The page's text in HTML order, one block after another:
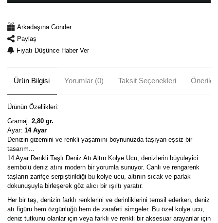
Arkadaşına Gönder
Paylaş
Fiyatı Düşünce Haber Ver
Ürün Bilgisi Yorumlar (0) Taksit Seçenekleri
Ürünün Özellikleri:
Gramaj: 2,80 gr.
Ayar: 14 Ayar
Denizin gizemini ve renkli yaşamını boynunuzda taşıyan eşsiz bir
tasarım...
14 Ayar Renkli Taşlı Deniz Atı Altın Kolye Ucu, denizlerin büyüleyici
sembolü deniz atını modern bir yorumla sunuyor. Canlı ve rengarenk
taşların zarifçe serpiştirildiği bu kolye ucu, altının sıcak ve parlak
dokunuşuyla birleşerek göz alıcı bir ışıltı yaratır.
Her bir taş, denizin farklı renklerini ve derinliklerini temsil ederken, deniz
atı figürü hem özgünlüğü hem de zarafeti simgeler. Bu özel kolye ucu,
deniz tutkunu olanlar için veya farklı ve renkli bir aksesuar arayanlar için